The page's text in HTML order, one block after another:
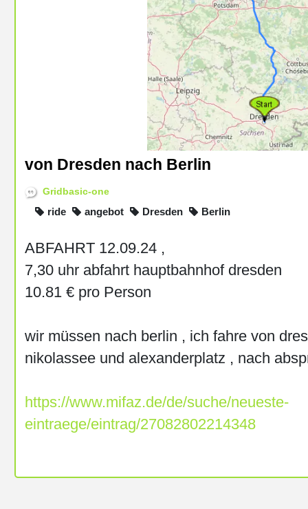
https://creativecommons.org/licenses/by-
von Dresden nach Berlin
Gridbasic-one
ride angebot Dresden Berlin
ABFAHRT 12.09.24 ,
7,30 uhr abfahrt hauptbahnhof dresden
10.81 € pro Person
wir müssen nach berlin , ich fahre von
nikolassee und alexanderplatz , nach
https://www.mifaz.de/de/suche/neueste-
eintraege/eintrag/27082802214348